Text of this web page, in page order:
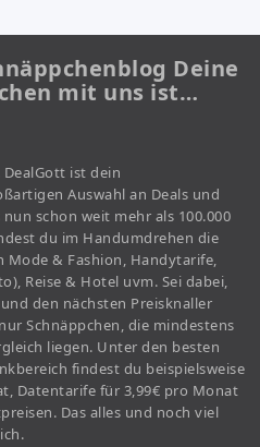
Deine
mit uns ist…
ist dein
Auswahl an Deals und
schon weit mehr als 100.000
du im Handumdrehen die
Mode & Fashion, Handytarife,
Reise & Hotel uvm. Sei dabei,
den nächsten Preisknaller
Schnäppchen, die mindestens
liegen. Unter den besten
findest du beispielsweise
Datentarife für 3,99€ pro Monat
Das alles und noch viel